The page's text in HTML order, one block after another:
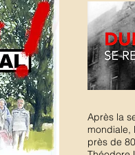
Après la
mondiale,
près de